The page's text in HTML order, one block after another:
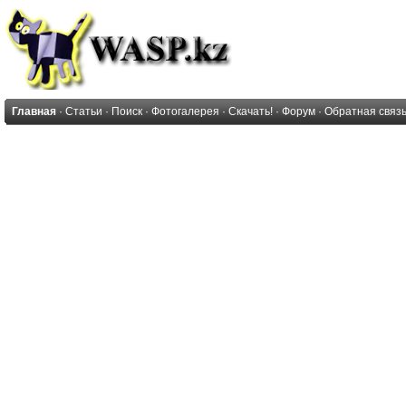
Главная · Статьи · Поиск · Фотогалерея · Скачать! · Форум · Обратная связь